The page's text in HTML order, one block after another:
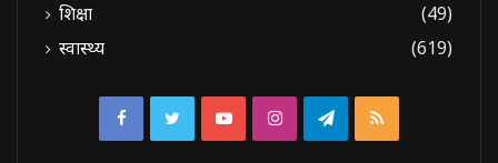
शिक्षा
(49)
स्वास्थ्य
(619)
FacebookTwitterYouTubeInstagramTelegram
RSS